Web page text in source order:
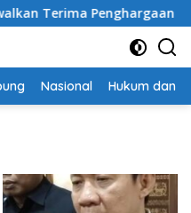
Penghargaan dari HKBP
Nasional Hukum dan